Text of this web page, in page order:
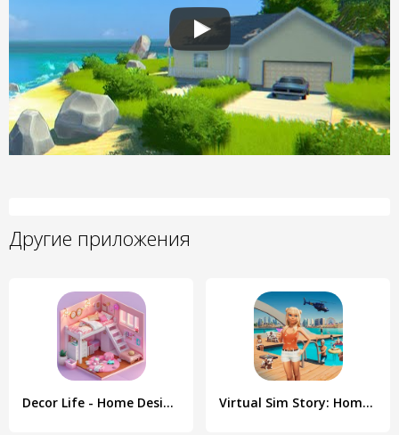
Другие приложения
Decor Life - Home Design Game Virtual Sim Story: Home & Life